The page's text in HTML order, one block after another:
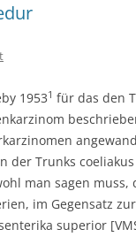
19531 für das den
der Trunks
man sagen muss,
im Gegensatz
superior